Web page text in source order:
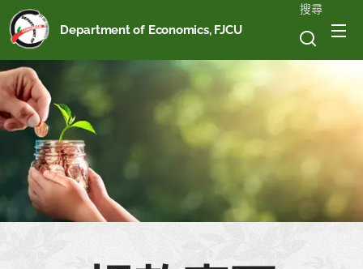
Department of Economics, FJCU
搜尋